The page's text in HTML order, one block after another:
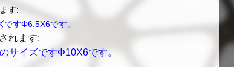
す:
すΦ6.5Χ6です。
れます:
サイズですΦ10Χ6です。